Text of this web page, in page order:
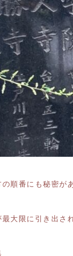
順番にも秘密が
大限に引き出さ